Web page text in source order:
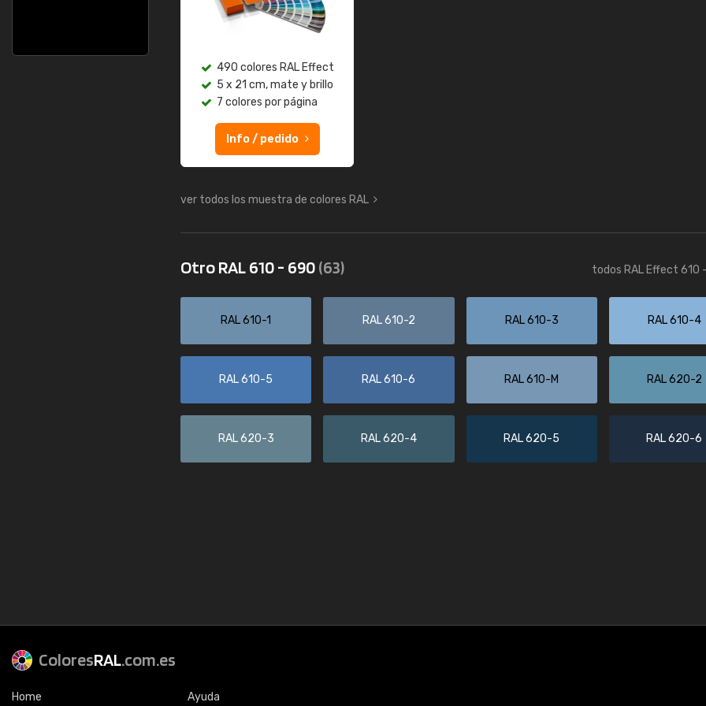
490 colores RAL Effect
5 x 21 cm, mate y brillo
7 colores por página
Info / pedido
ver todos los muestra de colores RAL
Otro RAL 610 - 690(63) todos RAL Effect 610
RAL 610-1 RAL 610-2 RAL 610-3 RAL 610-4
RAL 610-5 RAL 610-6 RAL 610-M RAL 620-2
RAL 620-3 RAL 620-4 RAL 620-5 RAL 620-6
ColoresRAL.com.es
Home Ayuda